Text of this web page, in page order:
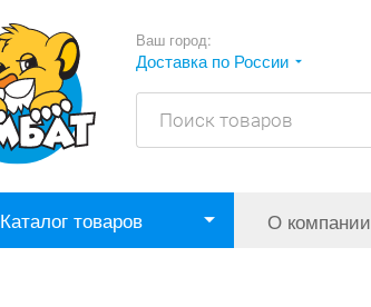
Ваш город:
Доставка по России
Каталог товаров О компании